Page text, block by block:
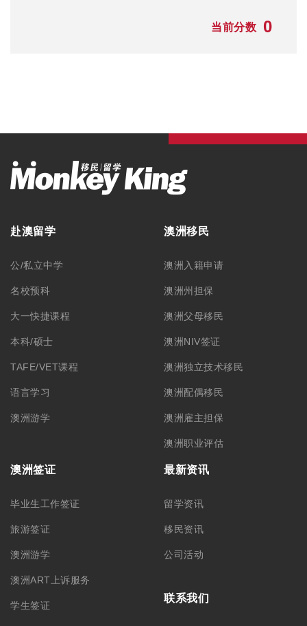
当前分数 0
赴澳留学
公/私立中学
名校预科
大一快捷课程
本科/硕士
TAFE/VET课程
语言学习
澳洲游学
澳洲移民
澳洲入籍申请
澳洲州担保
澳洲父母移民
澳洲NIV签证
澳洲独立技术移民
澳洲配偶移民
澳洲雇主担保
澳洲职业评估
澳洲签证
毕业生工作签证
旅游签证
澳洲游学
澳洲ART上诉服务
学生签证
最新资讯
留学资讯
移民资讯
公司活动
联系我们